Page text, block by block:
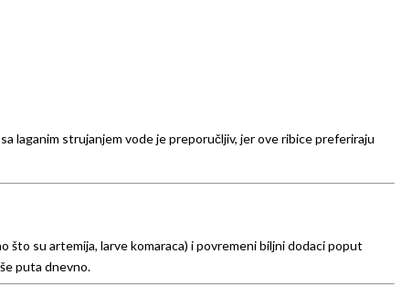
laganim strujanjem vode je preporučljiv, jer ove ribice preferiraju
što su artemija, larve komaraca) i povremeni biljni dodaci poput
puta dnevno.